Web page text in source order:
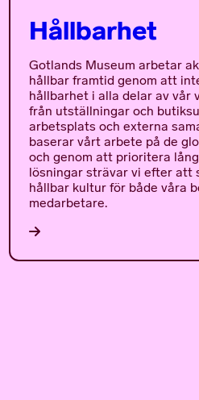
Hållbarhet
Gotlands Museum arbetar
hållbar framtid genom att
hållbarhet i alla delar av vår
från utställningar och
arbetsplats och externa
baserar vårt arbete på de
och genom att prioritera
lösningar strävar vi efter att
hållbar kultur för både våra
medarbetare.